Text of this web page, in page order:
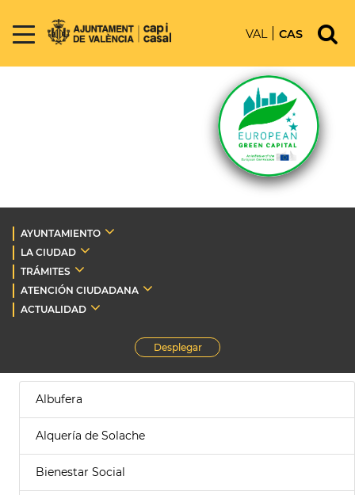
VAL CAS
AYUNTAMIENTO
LA CIUDAD
TRÁMITES
ATENCIÓN CIUDADANA
ACTUALIDAD
Desplegar
Albufera
Alquería de Solache
Bienestar Social